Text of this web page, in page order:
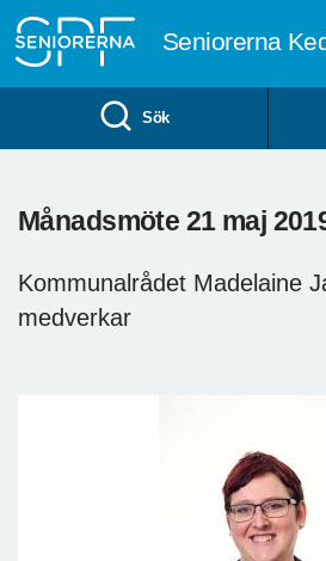
Seniorerna
Sök
Månadsmöte 21 maj
Kommunalrådet Madelaine
medverkar